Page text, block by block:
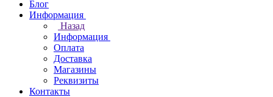
Блог
Информация
Назад
Информация
Оплата
Доставка
Магазины
Реквизиты
Контакты